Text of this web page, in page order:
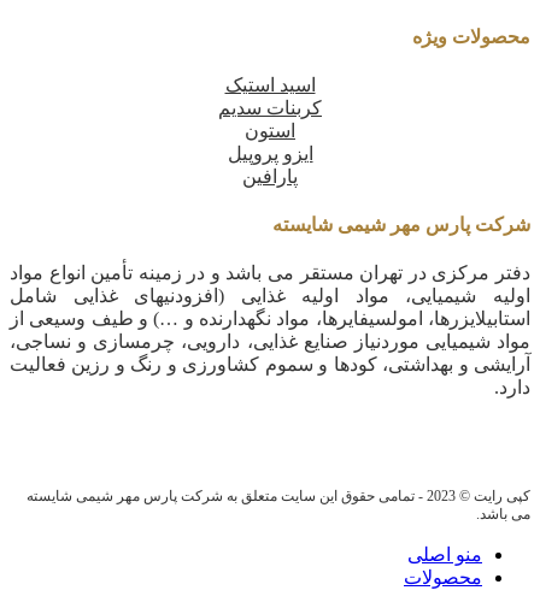
محصولات ویژه
اسید استیک
کربنات سدیم
استون
ایزو پروپیل
پارافین
شرکت پارس مهر شیمی شایسته
دفتر مرکزی در تهران مستقر می باشد و در زمینه تأمین انواع مواد
اولیه شیمیایی، مواد اولیه غذایی (افزودنیهای غذایی شامل
استابیلایزرها، امولسیفایرها، مواد نگهدارنده و …) و طیف وسیعی از
مواد شیمیایی موردنیاز صنایع غذایی، دارویی، چرمسازی و نساجی،
آرایشی و بهداشتی، کودها و سموم کشاورزی و رنگ و رزین فعالیت
دارد.
کپی رایت © 2023 - تمامی حقوق این سایت متعلق به شرکت پارس مهر شیمی شایسته
می باشد.
منو اصلی
محصولات